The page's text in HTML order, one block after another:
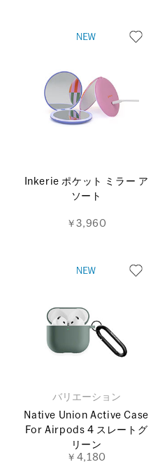
Inkerie ポケット ミラー ア
ソート
￥3,960
バリエーション
Native Union Active Case
For Airpods 4 スレートグ
リーン
￥4,180